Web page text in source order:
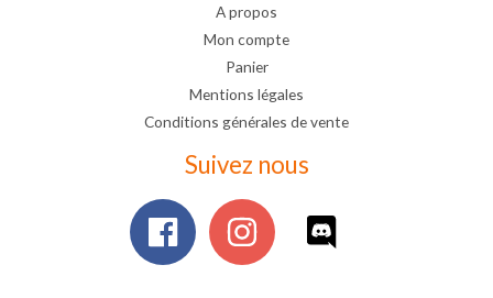
A propos
Mon compte
Panier
Mentions légales
Conditions générales de vente
Suivez nous